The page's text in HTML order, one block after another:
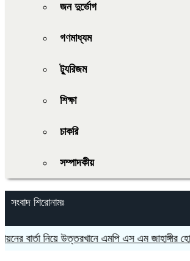
জন দুর্ভোগ
গণমাধ্যম
ট্যুরিজম
শিক্ষা
চাকরি
সম্পাদকীয়
সংবাদ শিরোনামঃ
নিয়ে উত্তরখানে এমপি এস এম জাহাঙ্গীর হোসেন